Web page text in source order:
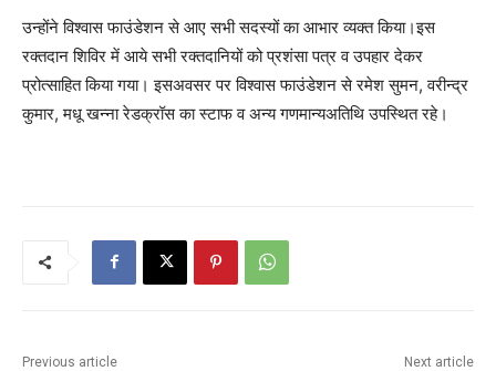
उन्होंने विश्वास फाउंडेशन से आए सभी सदस्यों का आभार व्यक्त किया।इस
रक्तदान शिविर में आये सभी रक्तदानियों को प्रशंसा पत्र व उपहार देकर
प्रोत्साहित किया गया। इसअवसर पर विश्वास फाउंडेशन से रमेश सुमन, वरीन्द्र
कुमार, मधू खन्ना रेडक्रॉस का स्टाफ व अन्य गणमान्यअतिथि उपस्थित रहे।
Previous article Next article